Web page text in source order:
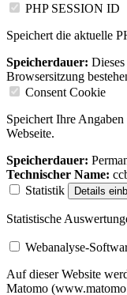
PHP SESSION ID
Speichert die aktuelle
Speicherdauer:
Browsersitzung
Consent Cookie
Speichert Ihre
Webseite.
Speicherdauer:
Technischer Name:
Statistik
Details
Statistische
Webanalyse-
Auf dieser Website
Matomo